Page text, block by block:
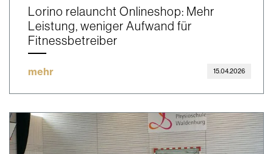
Lorino relauncht Onlineshop: Mehr
Leistung, weniger Aufwand für
Fitnessbetreiber
mehr 15.04.2026